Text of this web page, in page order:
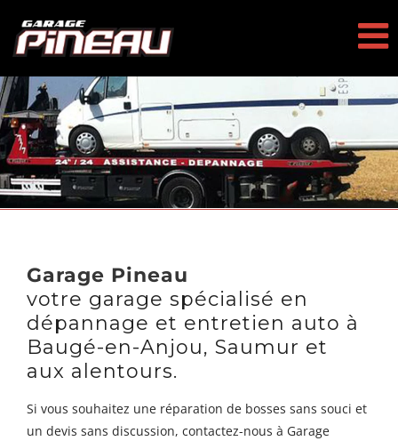
contenu
Garage Pineau
votre garage spécialisé en
dépannage et entretien auto à
Baugé-en-Anjou, Saumur et
aux alentours.
Si vous souhaitez une réparation de bosses sans souci et
un devis sans discussion, contactez-nous à Garage